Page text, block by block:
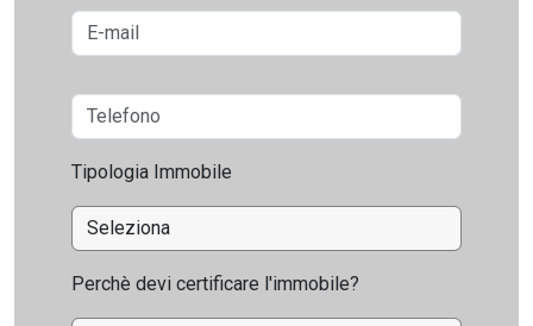
Tipologia Immobile
Perchè devi certificare l'immobile?